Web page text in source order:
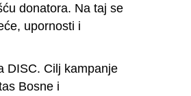
donatora. Na taj se
upornosti i
DISC. Cilj kampanje
Bosne i